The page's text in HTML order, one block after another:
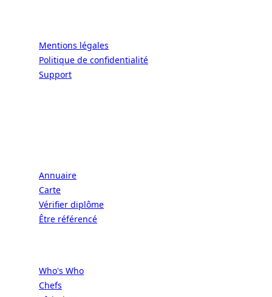
Mentions légales
Politique de confidentialité
Support
Annuaire
Carte
Vérifier diplôme
Être référencé
Who's Who
Chefs